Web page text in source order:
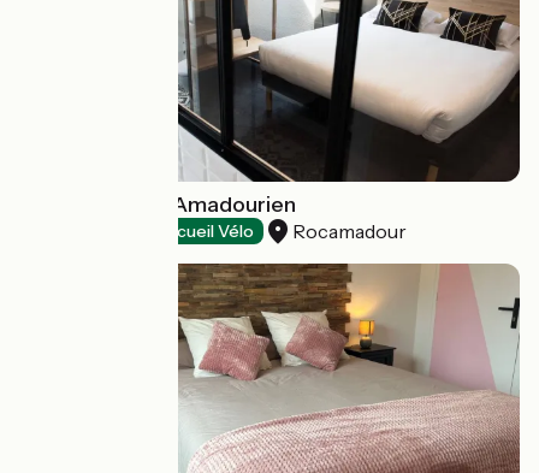
Hôtel Le Relais Amadourien
Accueil Vélo Rocamadour